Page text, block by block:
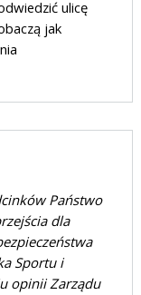
ulicę
jak
Państwo
dla
Sportu i
opinii Zarządu